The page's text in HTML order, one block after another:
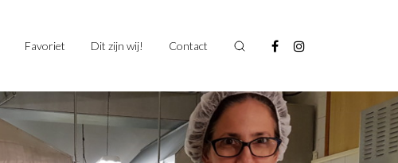
Favoriet Dit zijn wij! Contact